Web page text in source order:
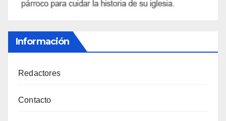
Información
Redactores
Contacto